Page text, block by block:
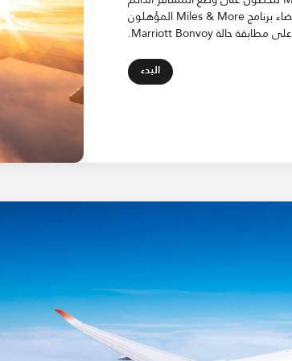
عند الإقامة. ويحصل أعضاء برنامج Miles & More المؤهلون
على مطابقة حالة Marriott Bonvoy.
البدءOpen in New Tab